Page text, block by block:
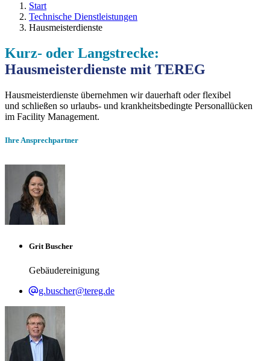
Start
Technische Dienstleistungen
Hausmeisterdienste
Kurz- oder Langstrecke:
Hausmeisterdienste mit TEREG
Hausmeisterdienste übernehmen wir dauerhaft oder flexibel
und schließen so urlaubs- und krankheitsbedingte Personallücken
im Facility Management.
Ihre Ansprechpartner
Grit Buscher
Gebäudereinigung
g.buscher@tereg.de